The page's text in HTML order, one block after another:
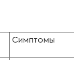
Симптомы